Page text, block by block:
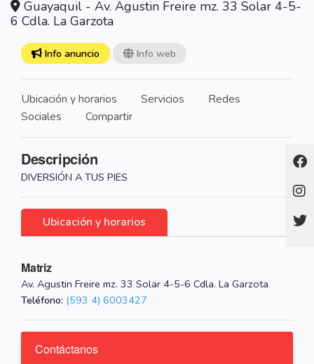
Guayaquil - Av. Agustin Freire mz. 33 Solar 4-5-
6 Cdla. La Garzota
Info anuncio Info web
Ubicación y horarios Servicios
Redes
Sociales
Compartir
Descripción
DIVERSIÓN A TUS PIES
Ubicación y horarios
Matriz
Av. Agustin Freire mz. 33 Solar 4-5-6 Cdla. La Garzota
Teléfono: (593 4) 6003427
Contáctanos